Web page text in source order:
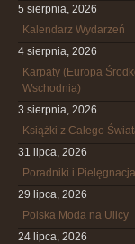
5 sierpnia, 2026
Kalendarz Wydarzeń
4 sierpnia, 2026
Karpaty (Europa
Wschodnia)
3 sierpnia, 2026
Książki z Całego
31 lipca, 2026
Poradniki i Pielęgnacja
29 lipca, 2026
Polska Moda na Ulicy
24 lipca, 2026